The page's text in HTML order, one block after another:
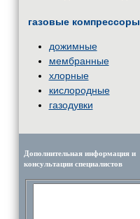
газовые компрессоры
дожимные
мембранные
хлорные
кислородные
газодувки
Дополнительная информация и
консультации специалистов